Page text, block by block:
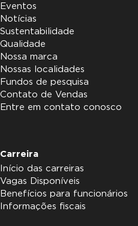
Eventos
Notícias
Sustentabilidade
Qualidade
Nossa marca
Nossas localidades
Fundos de pesquisa
Contato de Vendas
Entre em contato conosco
Carreira
Início das carreiras
Vagas Disponíveis
Benefícios para funcionários
Informações fiscais